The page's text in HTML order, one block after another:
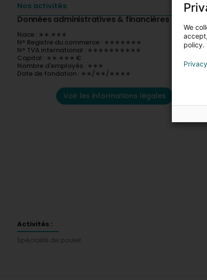
Nos activités
Données administratives & financières
Nace : ∗∗.∗∗∗
N° Registre du commerce : ∗∗∗∗∗∗∗
N° TVA international : ∗∗∗∗∗∗∗∗∗∗
Capital : ∗∗ ∗∗∗ €
Nombre d'employés : ∗∗∗
Date de fondation : ∗∗/∗∗/∗∗∗∗
Voir les informations légales
Activités :
Spécialité de poulet
We
policy.